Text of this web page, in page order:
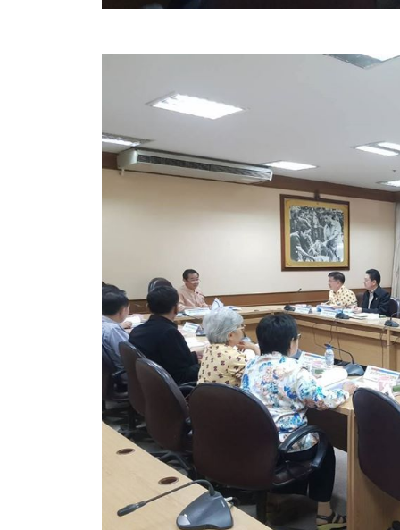
รายงานผลการจัดซื้อจัดจ้างประจำปีงบประมาณ
สรุปผลการดำเนินงานจัดซื้อจัดจ้างในรอบเดือน (สข
ประกาศผู้ชนะการเสนอราคา
ประกาศราคากลาง
ประกาศเชิญชวนประกวดราคา (e-bidding)
ยกเลิกประกาศเชิญชวน
ยกเลิกประกาศผู้ชนะ
เปลี่ยนแปลงประกาศผู้ชนะ
เปลี่ยนแปลงประกาศเชิญชวน
ประกาศขายทอดตลาดทรัพย์สินประจำปี